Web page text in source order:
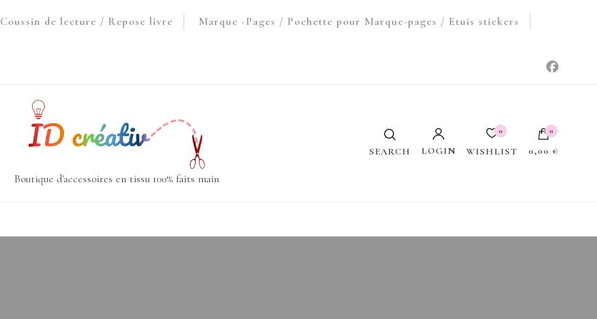
Coussin de lecture / Repose livre
Marque -Pages / Pochette pour Marque-pages / Etuis stickers
Boutique d'accessoires en tissu 100% faits main
SEARCH LOGIN
0
WISHLIST
0
0,00 €